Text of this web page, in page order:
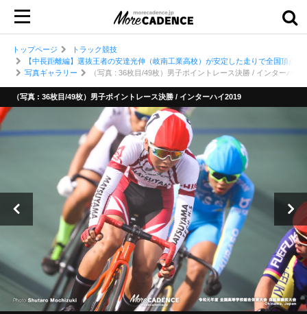
トップページ
トラック競技
【中長距離編】選抜王者の安達光伸（岐南工業高校）が安定した走りで全国頂点・
写真ギャラリー
（写真 : 36枚目/49枚）男子ポイントレース決勝 / インターハイ
（写真 : 36枚目/49枚）男子ポイントレース決勝 / インターハイ2019